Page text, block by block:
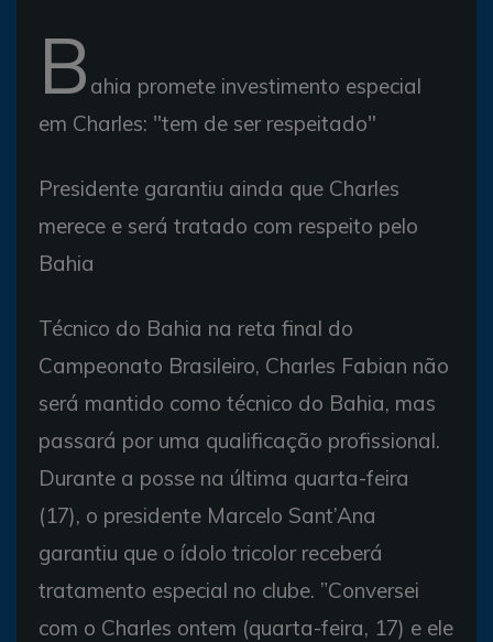
B ahia promete investimento especial
em Charles: "tem de ser respeitado"
Presidente garantiu ainda que Charles
merece e será tratado com respeito pelo
Bahia
Técnico do Bahia na reta final do
Campeonato Brasileiro, Charles Fabian não
será mantido como técnico do Bahia, mas
passará por uma qualificação profissional.
Durante a posse na última quarta-feira
(17), o presidente Marcelo Sant’Ana
garantiu que o ídolo tricolor receberá
tratamento especial no clube. ”Conversei
com o Charles ontem (quarta-feira, 17) e ele